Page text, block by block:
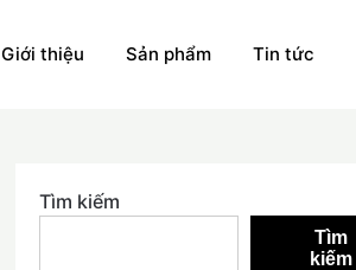
Giới thiệu Sản phẩm Tin tức
Tìm kiếm
Tìm
kiếm